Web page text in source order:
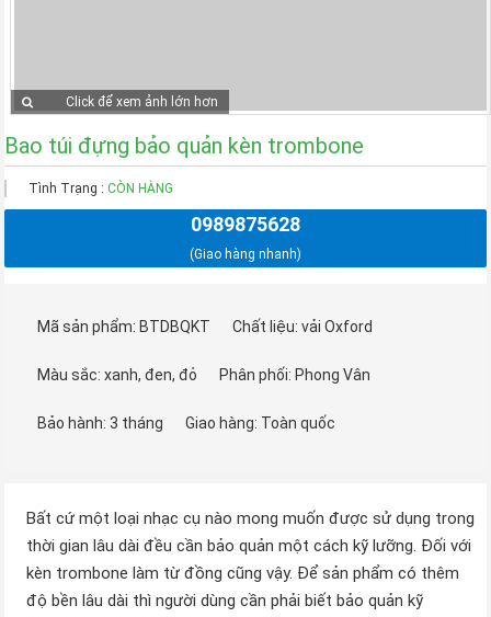
Click để xem ảnh lớn hơn
Bao túi đựng bảo quản kèn trombone
Tình Trạng : CÒN HÀNG
0989875628
(Giao hàng nhanh)
Mã sản phẩm: BTDBQKT Chất liệu: vải Oxford
Màu sắc: xanh, đen, đỏ Phân phối: Phong Vân
Bảo hành: 3 tháng Giao hàng: Toàn quốc
Bất cứ một loại nhạc cụ nào mong muốn được sử dụng trong
thời gian lâu dài đều cần bảo quản một cách kỹ lưỡng. Đối với
kèn trombone làm từ đồng cũng vậy. Để sản phẩm có thêm
độ bền lâu dài thì người dùng cần phải biết bảo quản kỹ